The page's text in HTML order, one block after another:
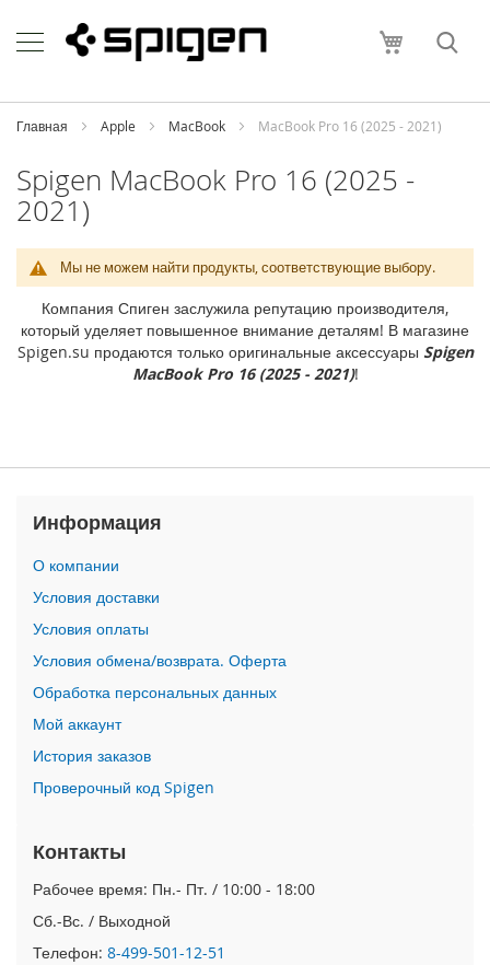
to
Content
Моя
h
o
i
P
h
o
n
1
7
x
i
h
n
e
1
7
P
r
o
i
P
n
A
i
r
Главная Apple MacBook MacBook Pro 16 (2025 - 2021)
Spigen MacBook Pro 16 (2025 -
2021)
Мы не можем найти продукты, соответствующие выбору.
Компания Спиген заслужила репутацию производителя,
который уделяет повышенное внимание деталям! В магазине
Spigen.su продаются только оригинальные аксессуары Spigen
MacBook Pro 16 (2025 - 2021)!
Информация
О компании
Условия доставки
Условия оплаты
Условия обмена/возврата. Оферта
Обработка персональных данных
Мой аккаунт
История заказов
Проверочный код Spigen
Контакты
Рабочее время: Пн.- Пт. / 10:00 - 18:00
Сб.-Вс. / Выходной
Телефон: 8-499-501-12-51